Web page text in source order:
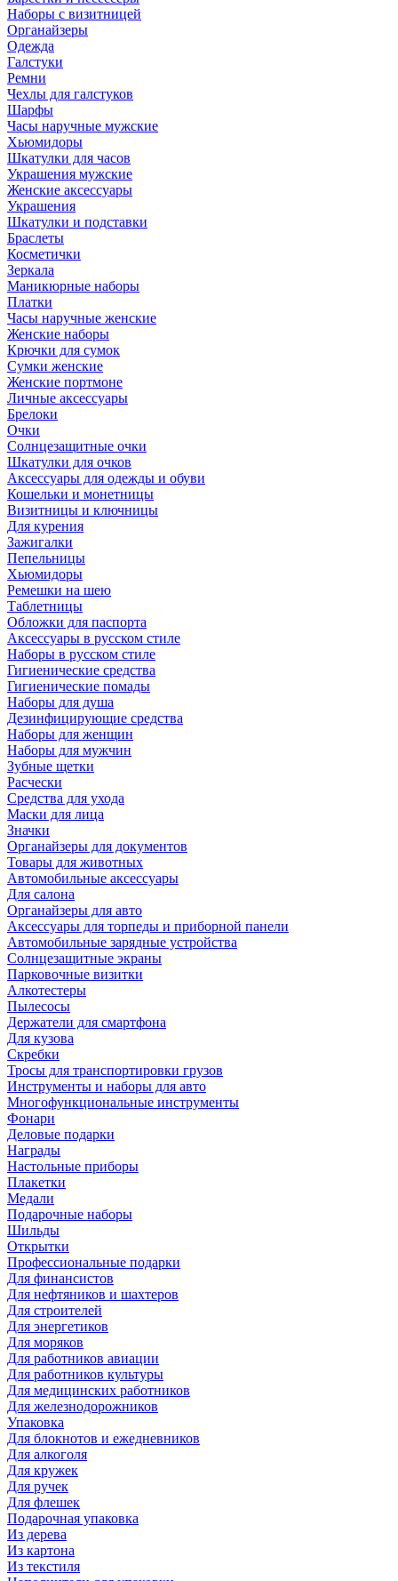
Наборы с визитницей
Органайзеры
Одежда
Галстуки
Ремни
Чехлы для галстуков
Шарфы
Часы наручные мужские
Хьюмидоры
Шкатулки для часов
Украшения мужские
Женские аксессуары
Украшения
Шкатулки и подставки
Браслеты
Косметички
Зеркала
Маникюрные наборы
Платки
Часы наручные женские
Женские наборы
Крючки для сумок
Сумки женские
Женские портмоне
Личные аксессуары
Брелоки
Очки
Солнцезащитные очки
Шкатулки для очков
Аксессуары для одежды и обуви
Кошельки и монетницы
Визитницы и ключницы
Для курения
Зажигалки
Пепельницы
Хьюмидоры
Ремешки на шею
Таблетницы
Обложки для паспорта
Аксессуары в русском стиле
Наборы в русском стиле
Гигиенические средства
Гигиенические помады
Наборы для душа
Дезинфицирующие средства
Наборы для женщин
Наборы для мужчин
Зубные щетки
Расчески
Средства для ухода
Маски для лица
Значки
Органайзеры для документов
Товары для животных
Автомобильные аксессуары
Для салона
Органайзеры для авто
Аксессуары для торпеды и приборной панели
Автомобильные зарядные устройства
Солнцезащитные экраны
Парковочные визитки
Алкотестеры
Пылесосы
Держатели для смартфона
Для кузова
Скребки
Тросы для транспортировки грузов
Инструменты и наборы для авто
Многофункциональные инструменты
Фонари
Деловые подарки
Награды
Настольные приборы
Плакетки
Медали
Подарочные наборы
Шильды
Открытки
Профессиональные подарки
Для финансистов
Для нефтяников и шахтеров
Для строителей
Для энергетиков
Для моряков
Для работников авиации
Для работников культуры
Для медицинских работников
Для железнодорожников
Упаковка
Для блокнотов и ежедневников
Для алкоголя
Для кружек
Для ручек
Для флешек
Подарочная упаковка
Из дерева
Из картона
Из текстиля